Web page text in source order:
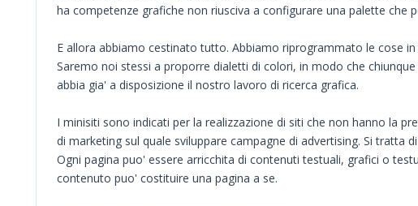
ha competenze grafiche non riusciva a configurare una palette che
E allora abbiamo cestinato tutto. Abbiamo riprogrammato le cose
Saremo noi stessi a proporre dialetti di colori, in modo che
abbia gia' a disposizione il nostro lavoro di ricerca grafica.
I minisiti sono indicati per la realizzazione di siti che non hanno la
di marketing sul quale sviluppare campagne di advertising. Si tratta
Ogni pagina puo' essere arricchita di contenuti testuali, grafici o
contenuto puo' costituire una pagina a se.